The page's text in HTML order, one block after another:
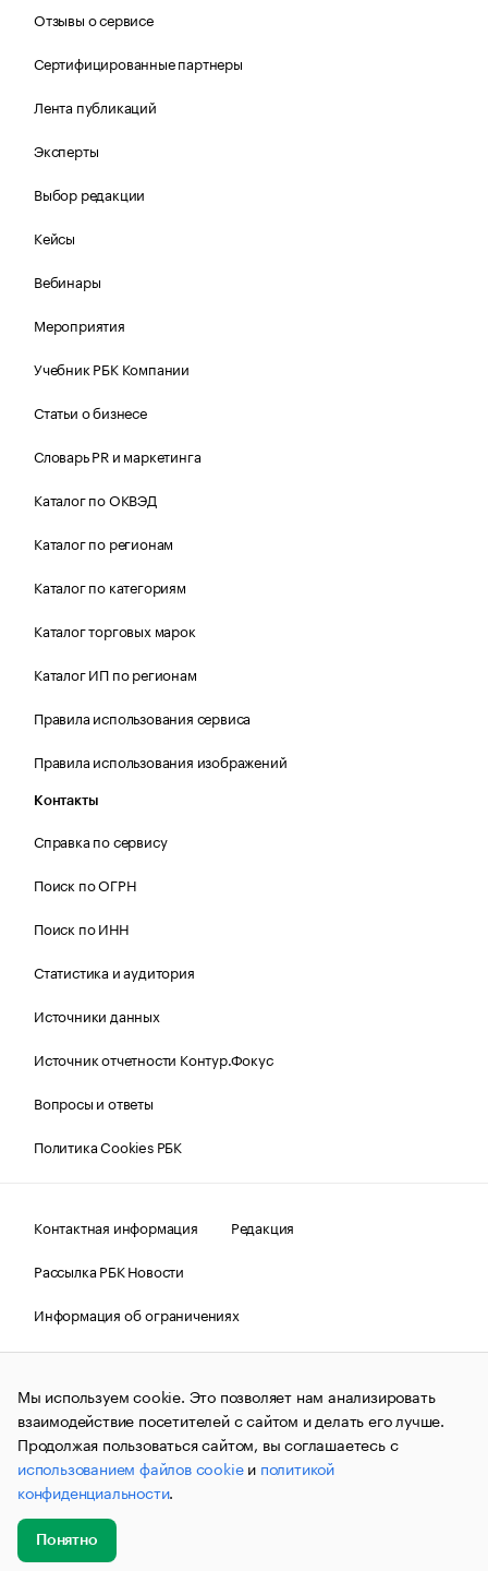
Отзывы о сервисе
Сертифицированные партнеры
Лента публикаций
Эксперты
Выбор редакции
Кейсы
Вебинары
Мероприятия
Учебник РБК Компании
Статьи о бизнесе
Словарь PR и маркетинга
Каталог по ОКВЭД
Каталог по регионам
Каталог по категориям
Каталог торговых марок
Каталог ИП по регионам
Правила использования сервиса
Правила использования изображений
Контакты
Справка по сервису
Поиск по ОГРН
Поиск по ИНН
Статистика и аудитория
Источники данных
Источник отчетности Контур.Фокус
Вопросы и ответы
Политика Cookies РБК
Контактная информация
Редакция
Рассылка РБК Новости
Информация об ограничениях
Правовая информация
О соблюдении авторских прав
© АО «РОСБИЗНЕСКОНСАЛТИНГ»,1995–2026.Сообщения
и материалы информационного агентства «РБК»
(зарегистрировано Федеральной службой по надзору в сфере
связи, информационных технологий и массовых
коммуникаций (Роскомнадзор) 09.12.2015 за номером ИА
№ФС77-63848) сопровождаются пометкой «РБК». Отдельные
публикации могут содержать информацию,
не предназначенную для пользователей
до 18 лет.
Мы используем cookie. Это позволяет нам анализировать
взаимодействие посетителей с сайтом и делать его лучше.
Продолжая пользоваться сайтом, вы соглашаетесь с
использованием файлов cookieи политикой
конфиденциальности.
Понятно